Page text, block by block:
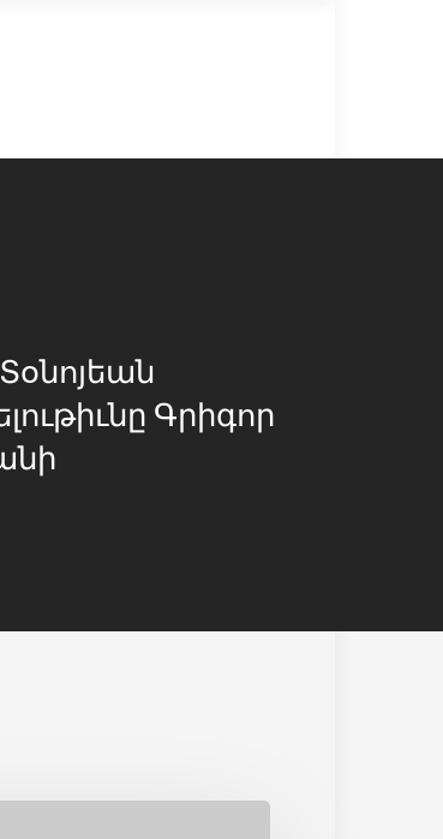
Գրիգոր